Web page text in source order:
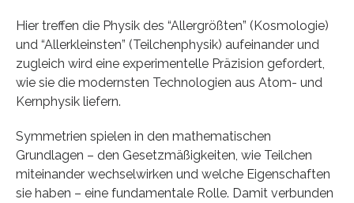
Hier treffen die Physik des “Allergrößten” (Kosmologie)
und “Allerkleinsten” (Teilchenphysik) aufeinander und
zugleich wird eine experimentelle Präzision gefordert,
wie sie die modernsten Technologien aus Atom- und
Kernphysik liefern.
Symmetrien spielen in den mathematischen
Grundlagen – den Gesetzmäßigkeiten, wie Teilchen
miteinander wechselwirken und welche Eigenschaften
sie haben – eine fundamentale Rolle. Damit verbunden